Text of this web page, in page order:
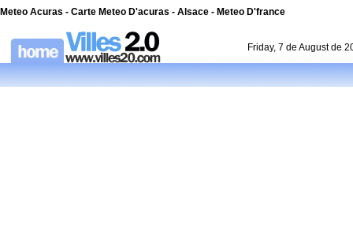
Meteo Acuras - Carte Meteo D'acuras - Alsace - Meteo D'france
Friday, 7 de August de